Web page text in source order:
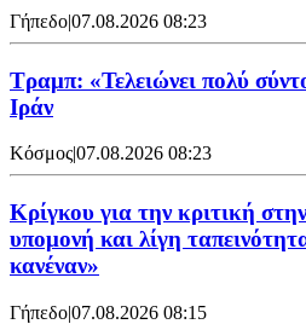
Γήπεδο|07.08.2026 08:23
Τραμπ: «Τελειώνει πολύ
Ιράν
Κόσμος07.08.2026 08:23
Κρίγκου για την κριτική
υπομονή και λίγη
κανέναν»
Γήπεδο|07.08.2026 08:15